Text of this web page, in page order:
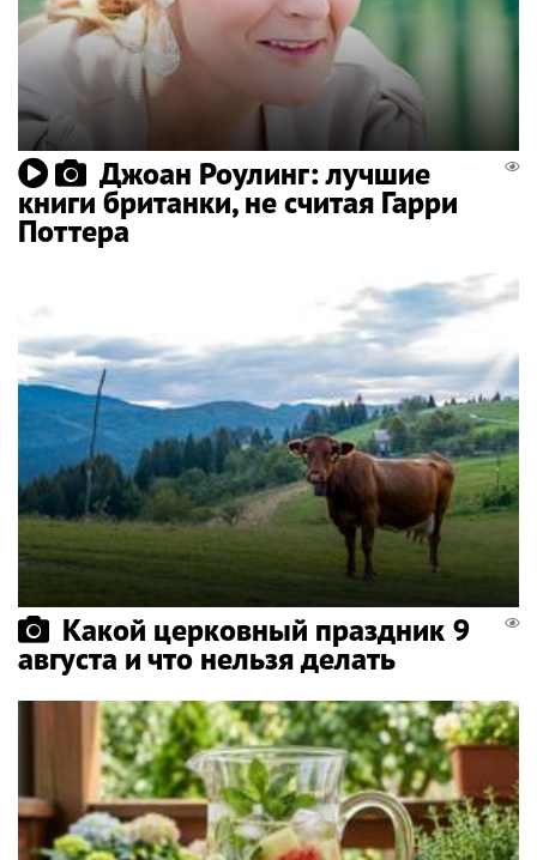
Джоан Роулинг: лучшие
книги британки, не считая Гарри
Поттера
Какой церковный праздник 9
августа и что нельзя делать